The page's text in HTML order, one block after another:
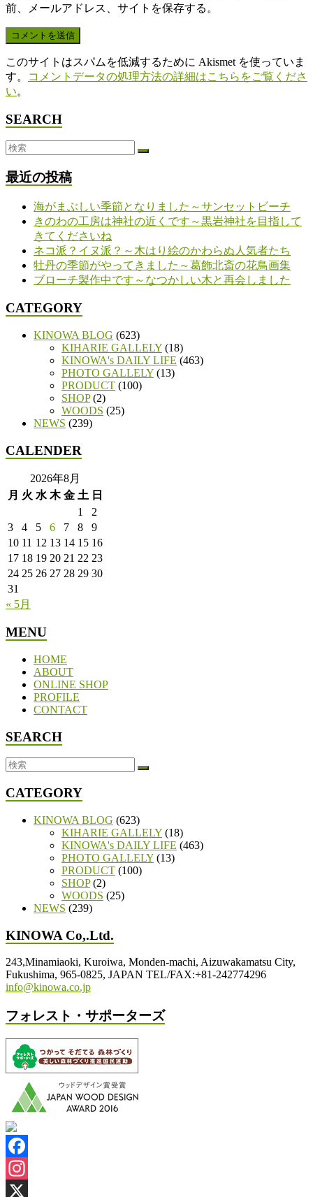
前、メールアドレス、サイトを保存する。
このサイトはスパムを低減するために Akismet を使っていま
す。
コメントデータの処理方法の詳細はこちらをご覧くださ
い。
SEARCH
最近の投稿
海がまぶしい季節となりました～サンセットビーチ
きのわの工房は神社の近くです～黒岩神社を目指して
きてくださいね
ネコ派？イヌ派？～木はり絵のかわらぬ人気者たち
牡丹の季節がやってきました～葛飾北斎の花鳥画集
ブローチ製作中です～なつかしい木と再会しました
CATEGORY
KINOWA BLOG (623)
KIHARIE GALLELY (18)
KINOWA's DAILY LIFE (463)
PHOTO GALLELY (13)
PRODUCT (100)
SHOP(2)
WOODS (25)
NEWS (239)
CALENDER
2026年8月
月 火 水 木 金 土 日
1
2
3
4 5 6 7 8
9
10 11 12 13 14 15 16
17 18 19 20 21 22 23
24 25 26 27 28 29 30
31
« 5月
MENU
HOME
ABOUT
ONLINE SHOP
PROFILE
CONTACT
SEARCH
CATEGORY
KINOWA BLOG (623)
KIHARIE GALLELY (18)
KINOWA's DAILY LIFE (463)
PHOTO GALLELY (13)
PRODUCT (100)
SHOP(2)
WOODS (25)
NEWS (239)
KINOWA Co,.Ltd.
243,Minamiaoki, Kuroiwa, Monden-machi, Aizuwakamatsu City,
Fukushima, 965-0825, JAPAN TEL/FAX:+81-242774296
info@kinowa.co.jp
フォレスト・サポーターズ
Facebook
Instagram